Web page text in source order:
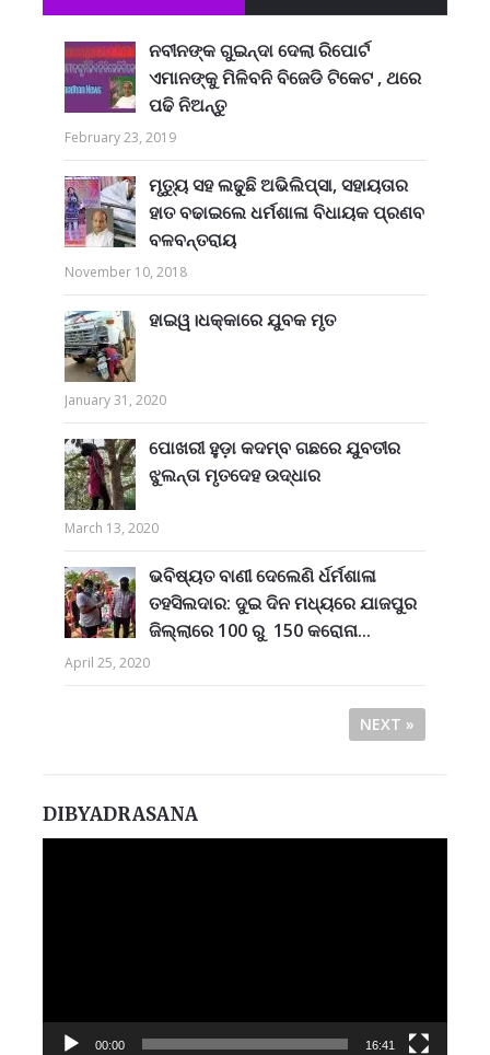
ନବୀନଙ୍କ ଗୁଇନ୍ଦା ଦେଲା ରିପୋର୍ଟ
ଏମାନଙ୍କୁ ମିଳିବନି ବିଜେଡି ଟିକେଟ , ଥରେ
ପଢି ନିଅନ୍ତୁ
February 23, 2019
ମୃତ୍ୟୁ ସହ ଲଢୁଛି ଅଭିଲିପ୍ସା, ସହାୟତାର
ହାତ ବଢାଇଲେ ଧର୍ମଶାଳା ବିଧାୟକ ପ୍ରଣବ
ବଳବନ୍ତରାୟ
November 10, 2018
ହାଇୱ।ଧକ୍କାରେ ଯୁବକ ମୃତ
January 31, 2020
ପୋଖରୀ ହୁଡ଼ା କଦମ୍ବ ଗଛରେ ଯୁବତୀର
ଝୁଲନ୍ତା ମୃତଦେହ ଉଦ୍ଧାର
March 13, 2020
ଭବିଷ୍ୟତ ବାଣୀ ଦେଲେଣି ର୍ଧର୍ମଶାଳା
ତହସିଲଦାର: ଦୁଇ ଦିନ ମଧ୍ୟରେ ଯାଜପୁର
ଜିଲ୍ଲାରେ 100 ରୁ 150 କରୋନା...
April 25, 2020
NEXT »
DIBYADRASANA
00:00 16:41